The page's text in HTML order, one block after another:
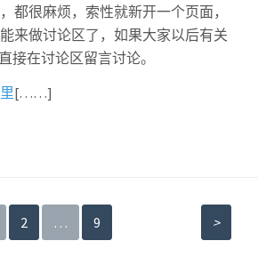
都很麻烦，索性就新开一个页面，
来做讨论区了，如果大家以后有关
接在讨论区留言讨论。
[……]
2 … 9 >